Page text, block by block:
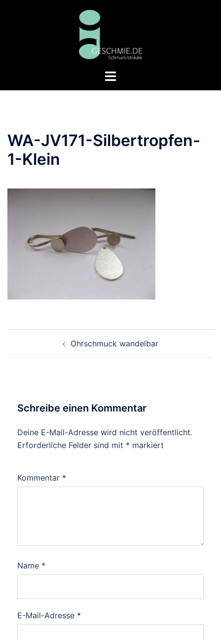
Menü
WA-JV171-Silbertropfen-
1-Klein
Ohrschmuck wandelbar
Schreibe einen Kommentar
Deine E-Mail-Adresse wird nicht veröffentlicht.
Erforderliche Felder sind mit * markiert
Kommentar *
Name *
E-Mail-Adresse *